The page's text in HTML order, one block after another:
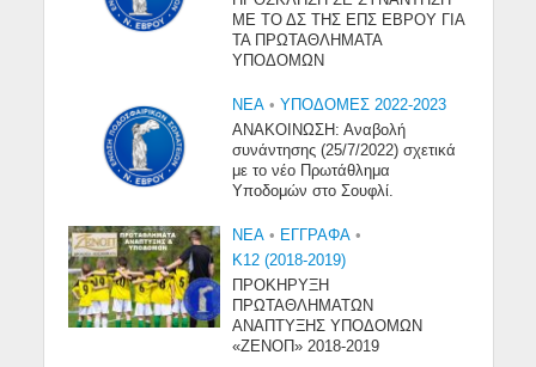
ΜΕ ΤΟ ΔΣ ΤΗΣ ΕΠΣ ΕΒΡΟΥ ΓΙΑ
ΤΑ ΠΡΩΤΑΘΛΗΜΑΤΑ
ΥΠΟΔΟΜΩΝ
NEA • ΥΠΟΔΟΜΕΣ 2022-2023
ΑΝΑΚΟΙΝΩΣΗ: Αναβολή
συνάντησης (25/7/2022) σχετικά
με το νέο Πρωτάθλημα
Υποδομών στο Σουφλί.
NEA • ΕΓΓΡΑΦΑ •
Κ12 (2018-2019)
ΠΡΟΚΗΡΥΞΗ
ΠΡΩΤΑΘΛΗΜΑΤΩΝ
ΑΝΑΠΤΥΞΗΣ ΥΠΟΔΟΜΩΝ
«ΖΕΝΟΠ» 2018-2019